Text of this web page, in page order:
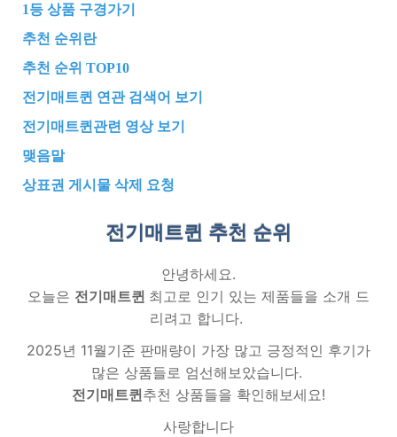
1등 상품 구경가기
추천 순위란
추천 순위 TOP10
전기매트퀸 연관 검색어 보기
전기매트퀸관련 영상 보기
맺음말
상표권 게시물 삭제 요청
전기매트퀸 추천 순위
안녕하세요.
오늘은 전기매트퀸 최고로 인기 있는 제품들을 소개 드
리려고 합니다.
2025년 11월기준 판매량이 가장 많고 긍정적인 후기가
많은 상품들로 엄선해보았습니다.
전기매트퀸추천 상품들을 확인해보세요!
사랑합니다